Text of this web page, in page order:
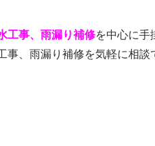
工事、雨漏り補修を中心に手
、雨漏り補修を気軽に相談